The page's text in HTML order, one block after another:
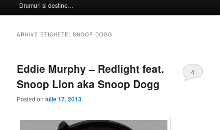
Drumuri si destine…
ARHIVE ETICHETE:SNOOP DOGG
Eddie Murphy – Redlight feat.
Snoop Lion aka Snoop Dogg
Posted oniulie 17, 2013
4